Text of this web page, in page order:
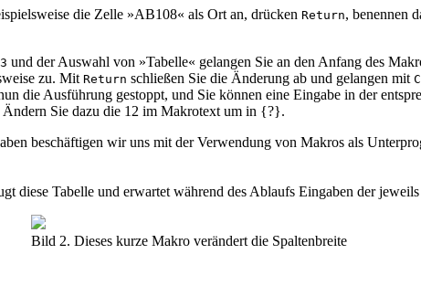
die Zelle »AB108« als Ort an, drücken Return, benennen
und der Auswahl von »Tabelle« gelangen Sie an den Anfang des
zu. Mit Return schließen Sie die Änderung ab und gelangen mit
die Ausführung gestoppt, und Sie können eine Eingabe in der
Sie dazu die 12 im Makrotext um in {?}.
beschäftigen wir uns mit der Verwendung von Makros als
diese Tabelle und erwartet während des Ablaufs Eingaben der
Bild 2. Dieses kurze Makro verändert die Spaltenbreite